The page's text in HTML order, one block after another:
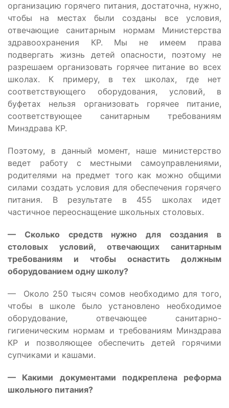
организацию горячего питания, достаточна, нужно,
чтобы на местах были созданы все условия,
отвечающие санитарным нормам Министерства
здравоохранения КР. Мы не имеем права
подвергать жизнь детей опасности, поэтому не
разрешаем организовать горячее питание во всех
школах. К примеру, в тех школах, где нет
соответствующего оборудования, условий, в
буфетах нельзя организовать горячее питание,
соответствующее санитарным требованиям
Минздрава КР.
Поэтому, в данный момент, наше министерство
ведет работу с местными самоуправлениями,
родителями на предмет того как можно общими
силами создать условия для обеспечения горячего
питания. В результате в 455 школах идет
частичное переоснащение школьных столовых.
— Сколько средств нужно для создания в
столовых условий, отвечающих санитарным
требованиям и чтобы оснастить должным
оборудованием одну школу?
— Около 250 тысяч сомов необходимо для того,
чтобы в школе было установлено необходимое
оборудование, отвечающее санитарно-
гигиеническим нормам и требованиям Минздрава
КР и позволяющее обеспечить детей горячими
супчиками и кашами.
— Какими документами подкреплена реформа
школьного питания?